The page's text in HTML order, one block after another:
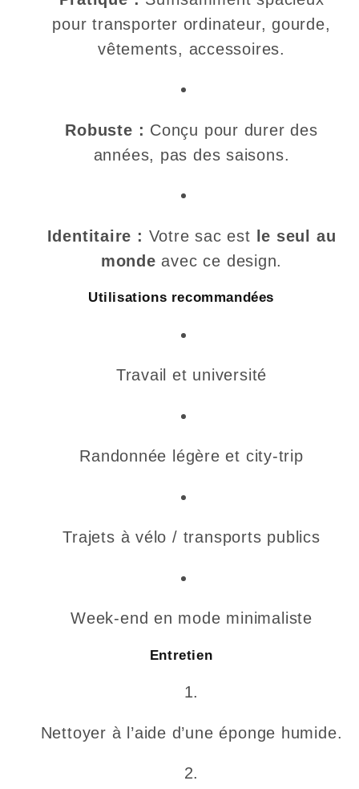
pour transporter ordinateur, gourde,
vêtements, accessoires.
Robuste : Conçu pour durer des
années, pas des saisons.
Identitaire : Votre sac est le seul au
monde avec ce design.
Utilisations recommandées
Travail et université
Randonnée légère et city-trip
Trajets à vélo / transports publics
Week-end en mode minimaliste
Entretien
Nettoyer à l’aide d’une éponge humide.